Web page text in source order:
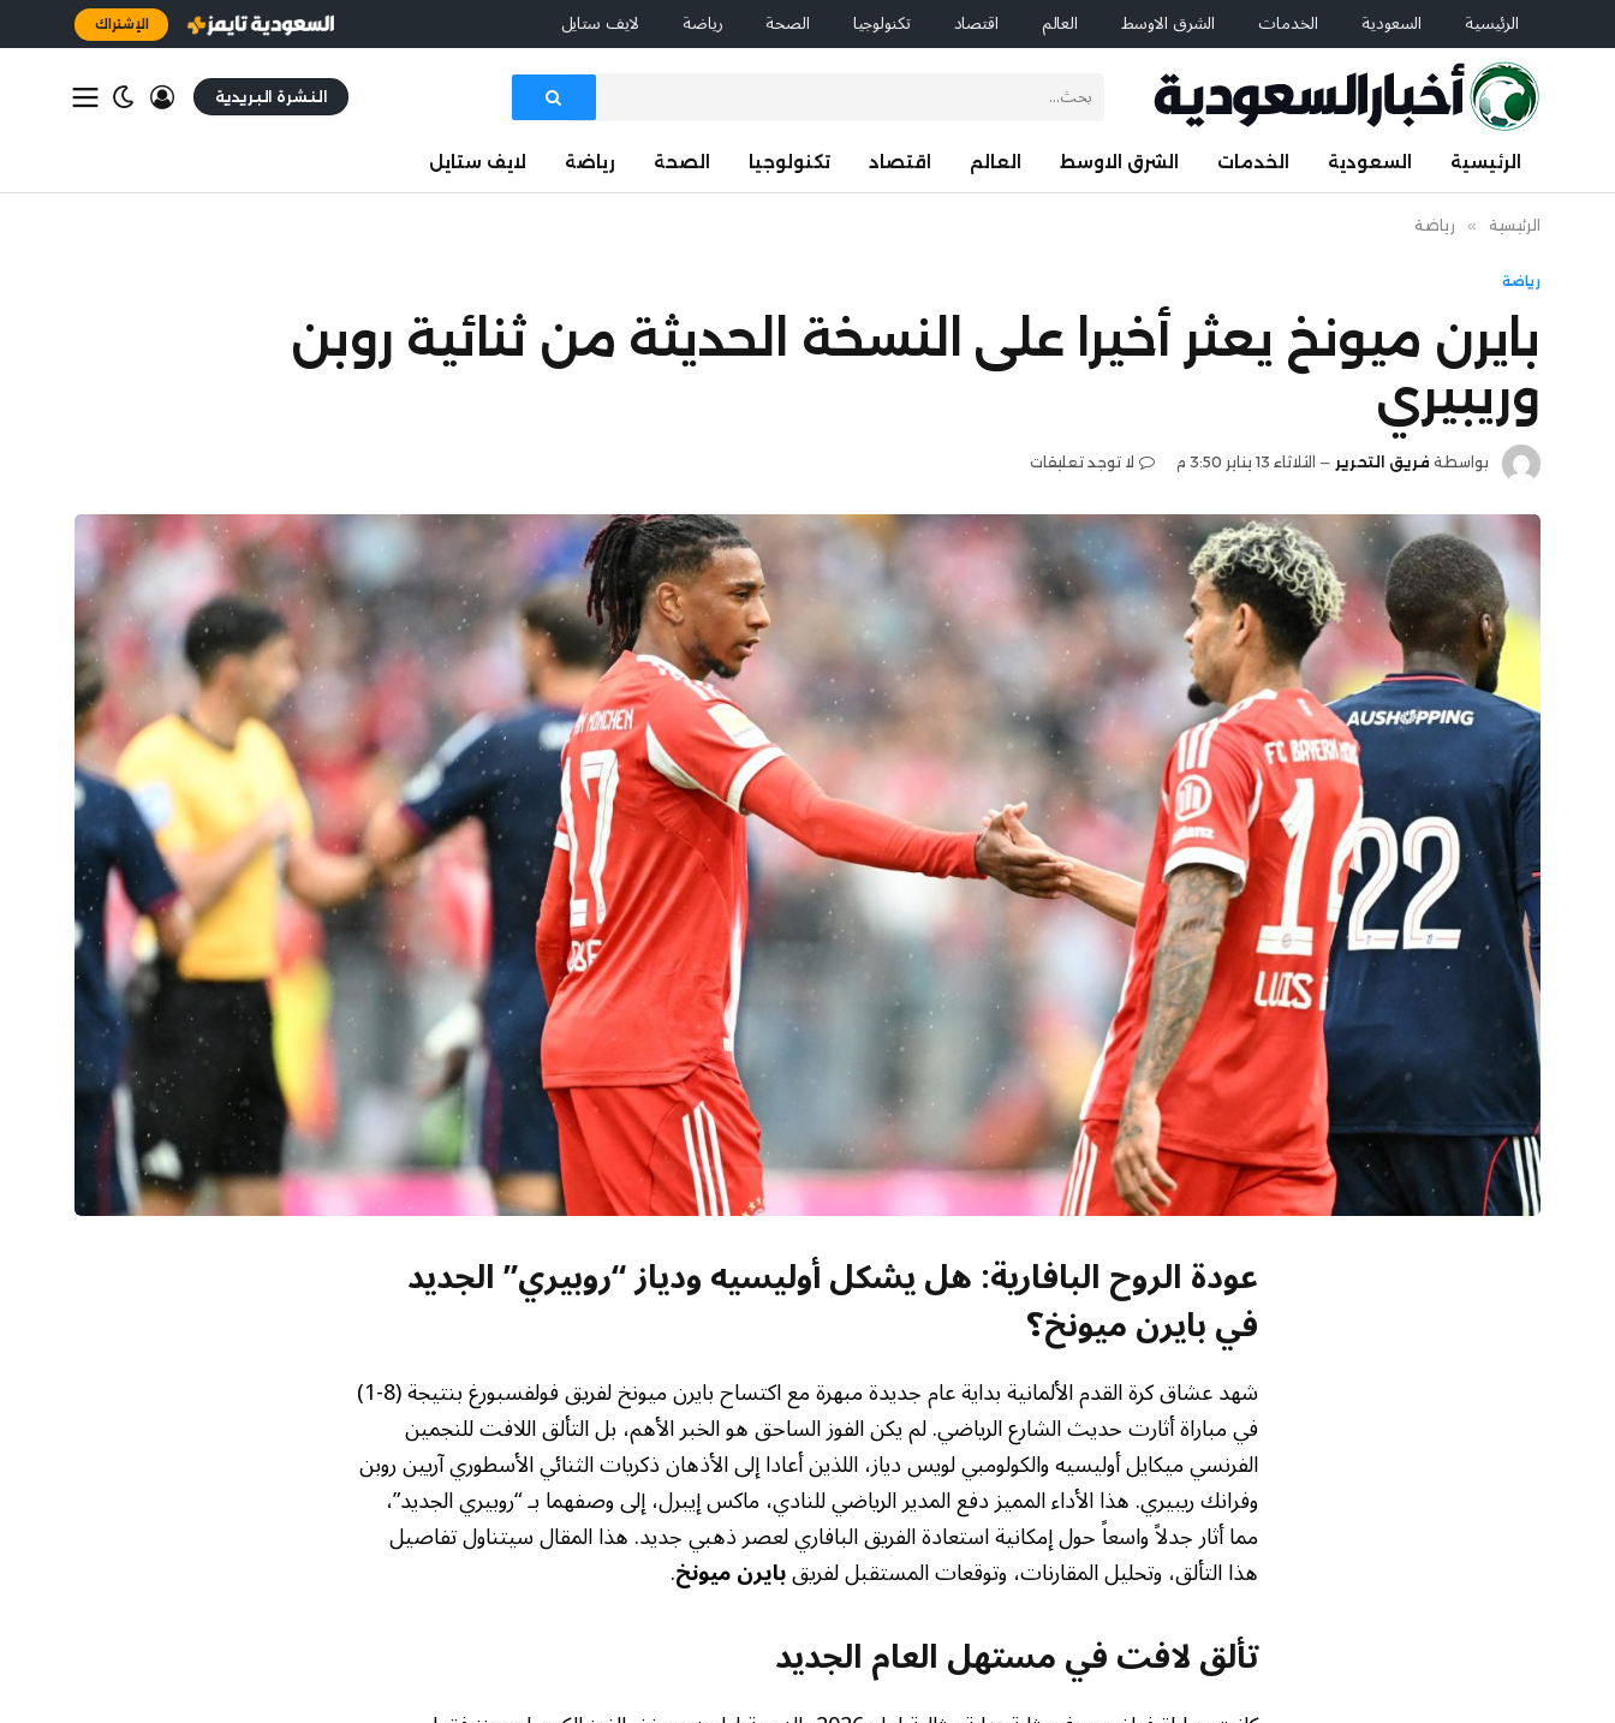
الرئيسية السعودية الخدمات الشرق الاوسط العالم اقتصاد تكنولوجيا الصحة رياضة لايف ستايل الإشتراك
النشرة البريدية
الرئيسية السعودية الخدمات الشرق الاوسط العالم اقتصاد تكنولوجيا الصحة رياضة لايف ستايل
الرئيسية » رياضة
رياضة
بايرن ميونخ يعثر أخيرا على النسخة الحديثة من ثنائية روبن
وريبيري
بواسطة فريق التحرير الثلاثاء 13 يناير 3:50 م لا توجد تعليقات
عودة الروح البافارية: هل يشكل أوليسيه ودياز “روبيري” الجديد
في بايرن ميونخ؟
شهد عشاق كرة القدم الألمانية بداية عام جديدة مبهرة مع اكتساح بايرن ميونخ لفريق فولفسبورغ بنتيجة (8-1)
في مباراة أثارت حديث الشارع الرياضي. لم يكن الفوز الساحق هو الخبر الأهم، بل التألق اللافت للنجمين
الفرنسي ميكايل أوليسيه والكولومبي لويس دياز، اللذين أعادا إلى الأذهان ذكريات الثنائي الأسطوري آريين روبن
وفرانك ريبيري. هذا الأداء المميز دفع المدير الرياضي للنادي، ماكس إيبرل، إلى وصفهما بـ “روبيري الجديد”،
مما أثار جدلاً واسعاً حول إمكانية استعادة الفريق البافاري لعصر ذهبي جديد. هذا المقال سيتناول تفاصيل
هذا التألق، وتحليل المقارنات، وتوقعات المستقبل لفريقبايرن ميونخ.
تألق لافت في مستهل العام الجديد